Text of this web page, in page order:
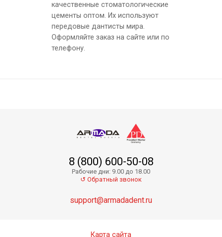
качественные стоматологические
цементы оптом. Их используют
передовые дантисты мира.
Оформляйте заказ на сайте или по
телефону.
8 (800) 600-50-08
Рабочие дни: 9.00 до 18.00
↺ Обратный звонок
support@armadadent.ru
Карта сайта